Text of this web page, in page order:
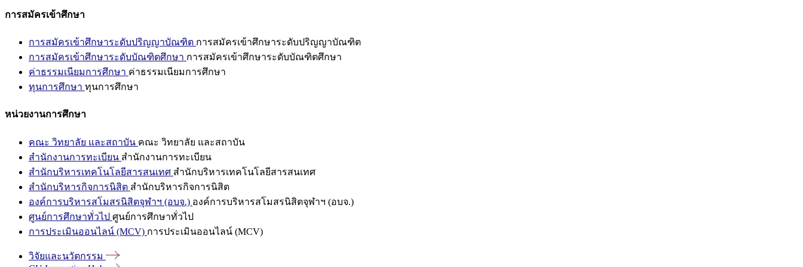
การสมัครเข้าศึกษา
การสมัครเข้าศึกษาระดับปริญญาบัณฑิต การสมัครเข้าศึกษาระดับปริญญาบัณฑิต
การสมัครเข้าศึกษาระดับบัณฑิตศึกษา การสมัครเข้าศึกษาระดับบัณฑิตศึกษา
ค่าธรรมเนียมการศึกษา ค่าธรรมเนียมการศึกษา
ทุนการศึกษา ทุนการศึกษา
หน่วยงานการศึกษา
คณะ วิทยาลัย และสถาบัน คณะ วิทยาลัย และสถาบัน
สำนักงานการทะเบียน สำนักงานการทะเบียน
สำนักบริหารเทคโนโลยีสารสนเทศ สำนักบริหารเทคโนโลยีสารสนเทศ
สำนักบริหารกิจการนิสิต สำนักบริหารกิจการนิสิต
องค์การบริหารสโมสรนิสิตจุฬาฯ (อบจ.) องค์การบริหารสโมสรนิสิตจุฬาฯ (อบจ.)
ศูนย์การศึกษาทั่วไป ศูนย์การศึกษาทั่วไป
การประเมินออนไลน์ (MCV) การประเมินออนไลน์ (MCV)
วิจัยและนวัตกรรม